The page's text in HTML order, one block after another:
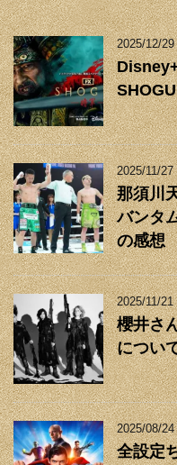
2025/12/29
2025/11/27
那須川
バンタ
の感想
2025/11/21
櫻井さ
につい
2025/08/24
全設定